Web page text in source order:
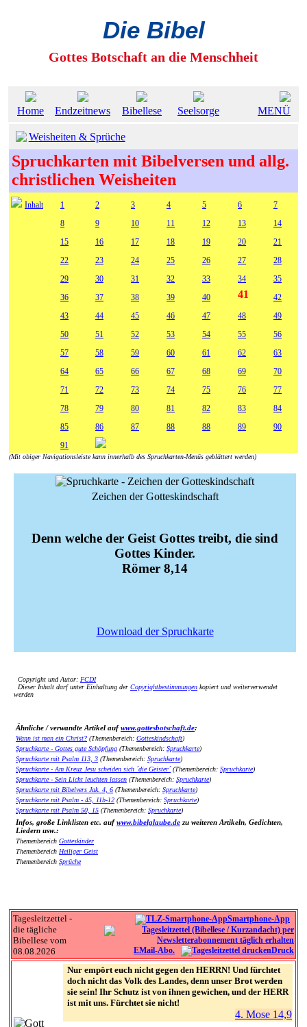
Die Bibel
Gottes Botschaft an die Menschheit
Home Endzeitnews Bibellese Seelsorge MENÜ
Weisheiten & Sprüche
Spruchkarten mit Bibelversen und allg.
christlichen Weisheiten
Inhalt 1 2 3 4 5 6
7
8
9 10 11 12 13
14
15
16 17 18 19 20
21
22
23 24 25 26 27
28
29
30 31 32 33 34
35
36
37 38 39 40 41
42
43
44 45 46 47 48
49
50
51 52 53 54 55
56
57
58 59 60 61 62
63
64
65 66 67 68 69
70
71
72 73 74 75 76
77
78
79 80 81 82 83
84
85
86 87 88 88 89
90
91
(Mit obiger Navigationsleiste kann innerhalb des Spruchkarten-Menüs geblättert werden)
Zeichen der Gotteskindschaft
Denn welche der Geist Gottes treibt, die sind
Gottes Kinder.
Römer 8,14
Download der Spruchkarte
Copyright und Autor: FCDI
Dieser Inhalt darf unter Einhaltung der Copyrightbestimmungen kopiert und weiterverwendet
werden
Ähnliche / verwandte Artikel aufwww.gottesbotschaft.de:
Wann ist man ein Christ? (Themenbereich: Gotteskindschaft)
Spruchkarte - Gottes gute Schöpfung (Themenbereich: Spruchkarte)
Spruchkarte mit Psalm 113, 3 (Themenbereich: Spruchkarte)
Spruchkarte - Am Kreuz Jesu scheiden sich ´die Geister´(Themenbereich: Spruchkarte)
Spruchkarte - Sein Licht leuchten lassen (Themenbereich: Spruchkarte)
Spruchkarte mit Bibelvers Jak. 4, 6 (Themenbereich: Spruchkarte)
Spruchkarte mit Psalm - 45, 11b-12 (Themenbereich: Spruchkarte)
Spruchkarte mit Psalm 50, 15 (Themenbereich: Spruchkarte)
Infos, große Linklisten etc. aufwww.bibelglaube.de zu weiteren Artikeln, Gedichten,
Liedern usw.:
Themenbereich Gotteskinder
Themenbereich Heiliger Geist
Themenbereich Sprüche
Tagesleitzettel -
die tägliche
Bibellese vom
08.08.2026
Smartphone-App
EMail-Abo. Druck
Nur empört euch nicht gegen den HERRN! Und fürchtet
doch nicht das Volk des Landes, denn unser Brot werden
sie sein! Ihr Schutz ist von ihnen gewichen, und der HERR
ist mit uns. Fürchtet sie nicht!
4. Mose 14,9